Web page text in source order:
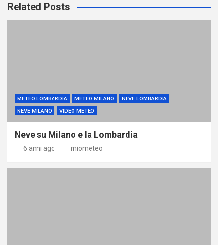
Related Posts
METEO LOMBARDIA METEO MILANO
NEVE LOMBARDIA
NEVE MILANO
VIDEO METEO
Neve su Milano e la Lombardia
6 anni ago miometeo